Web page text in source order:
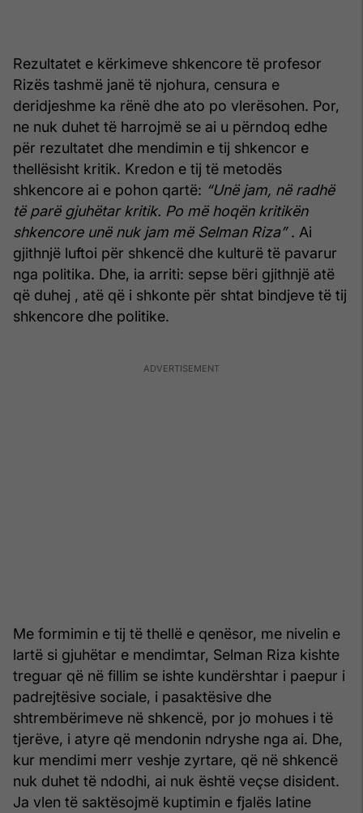
Rezultatet e kërkimeve shkencore të profesor
Rizës tashmë janë të njohura, censura e
deridjeshme ka rënë dhe ato po vlerësohen. Por,
ne nuk duhet të harrojmë se ai u përndoq edhe
për rezultatet dhe mendimin e tij shkencor e
thellësisht kritik. Kredon e tij të metodës
shkencore ai e pohon qartë: “Unë jam, në radhë
të parë gjuhëtar kritik. Po më hoqën kritikën
shkencore unë nuk jam më Selman Riza”. Ai
gjithnjë luftoi për shkencë dhe kulturë të pavarur
nga politika. Dhe, ia arriti: sepse bëri gjithnjë atë
që duhej , atë që i shkonte për shtat bindjeve të tij
shkencore dhe politike.
Me formimin e tij të thellë e qenësor, me nivelin e
lartë si gjuhëtar e mendimtar, Selman Riza kishte
treguar që në fillim se ishte kundërshtar i paepur i
padrejtësive sociale, i pasaktësive dhe
shtrembërimeve në shkencë, por jo mohues i të
tjerëve, i atyre që mendonin ndryshe nga ai. Dhe,
kur mendimi merr veshje zyrtare, që në shkencë
nuk duhet të ndodhi, ai nuk është veçse disident.
Ja vlen të saktësojmë kuptimin e fjalës latine